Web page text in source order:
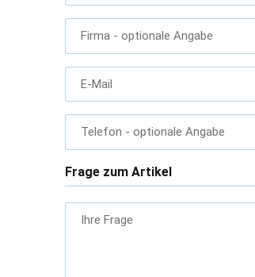
Firma - optionale Angabe
E-Mail
Telefon - optionale Angabe
Frage zum Artikel
Ihre Frage